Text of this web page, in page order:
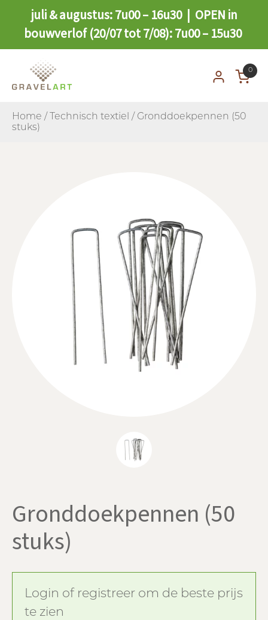
juli & augustus: 7u00 – 16u30 | OPEN in
bouwverlof (20/07 tot 7/08): 7u00 – 15u30
0
Home / Technisch textiel / Gronddoekpennen (50
stuks)
Gronddoekpennen (50
stuks)
Login of registreer om de beste prijs
te zien